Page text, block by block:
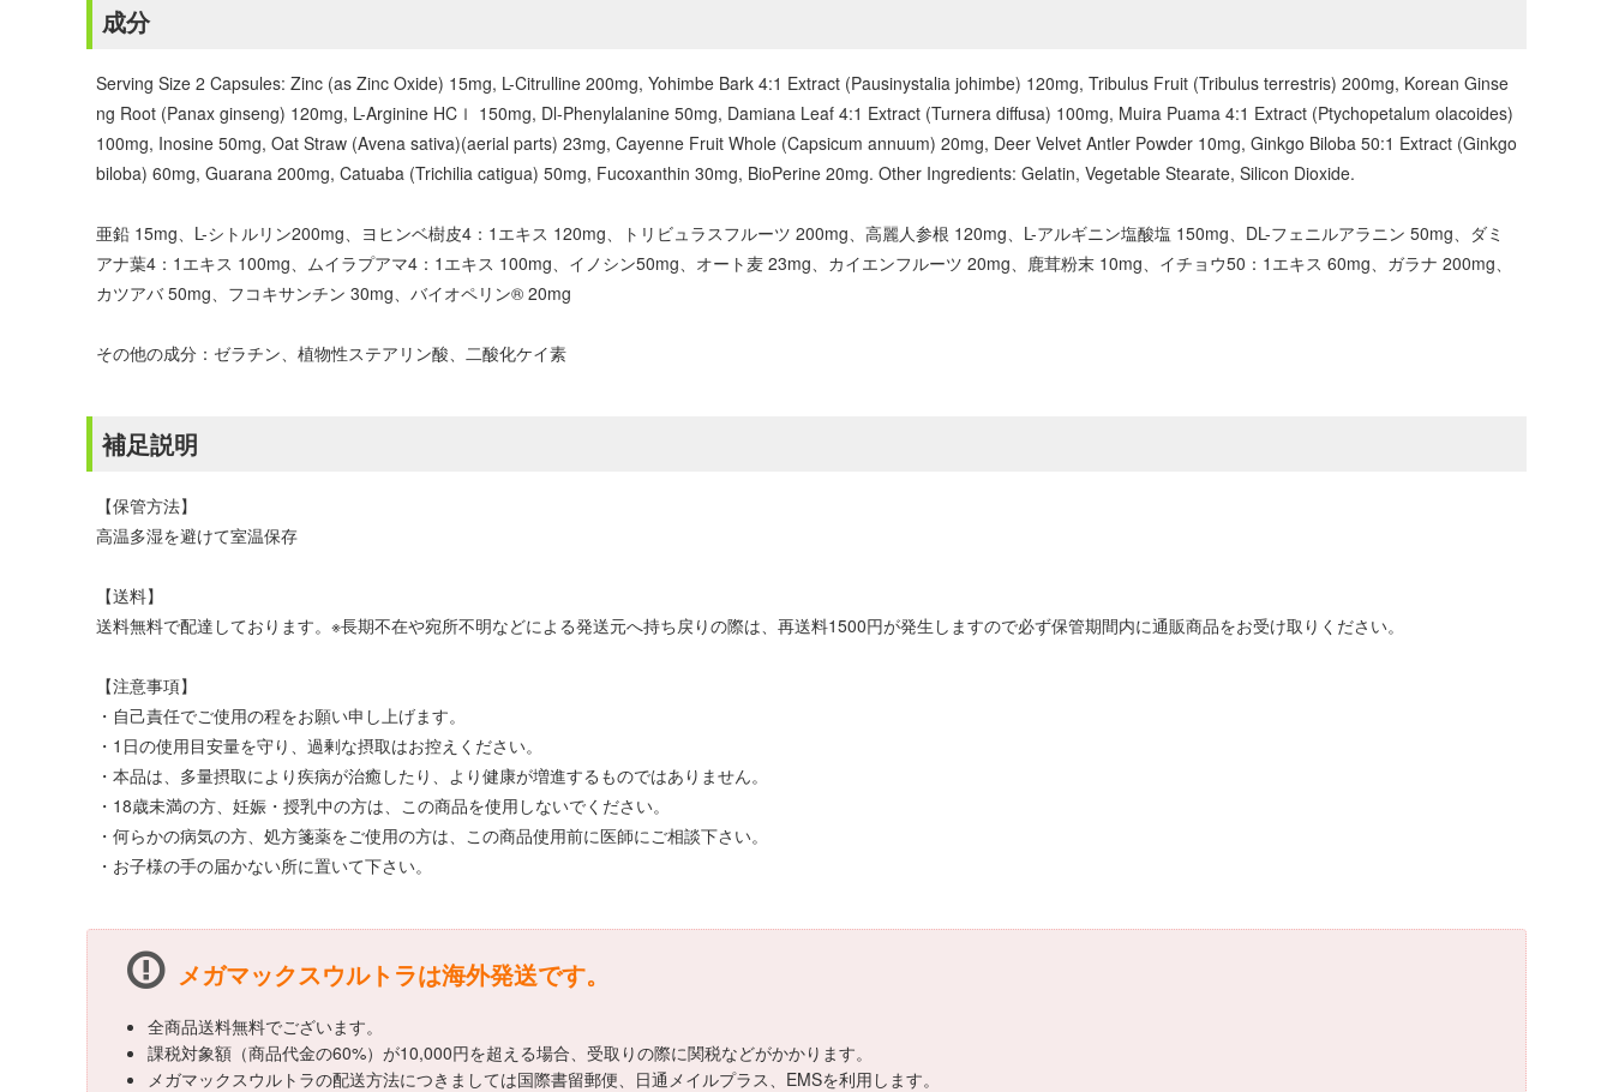
成分
Serving Size 2 Capsules: Zinc (as Zinc Oxide) 15mg, L-Citrulline 200mg, Yohimbe Bark 4:1 Extract (Pausinystalia johimbe) 120mg, Tribulus Fruit (Tribulus terrestris) 200mg, Korean Ginse
ng Root (Panax ginseng) 120mg, L-Arginine HCｌ 150mg, Dl-Phenylalanine 50mg, Damiana Leaf 4:1 Extract (Turnera diffusa) 100mg, Muira Puama 4:1 Extract (Ptychopetalum olacoides)
100mg, Inosine 50mg, Oat Straw (Avena sativa)(aerial parts) 23mg, Cayenne Fruit Whole (Capsicum annuum) 20mg, Deer Velvet Antler Powder 10mg, Ginkgo Biloba 50:1 Extract (Ginkgo
biloba) 60mg, Guarana 200mg, Catuaba (Trichilia catigua) 50mg, Fucoxanthin 30mg, BioPerine 20mg. Other Ingredients: Gelatin, Vegetable Stearate, Silicon Dioxide.
亜鉛 15mg、L-シトルリン200mg、ヨヒンベ樹皮4：1エキス 120mg、トリビュラスフルーツ 200mg、高麗人参根 120mg、L-アルギニン塩酸塩 150mg、DL-フェニルアラニン 50mg、ダミ
アナ葉4：1エキス 100mg、ムイラプアマ4：1エキス 100mg、イノシン50mg、オート麦 23mg、カイエンフルーツ 20mg、鹿茸粉末 10mg、イチョウ50：1エキス 60mg、ガラナ 200mg、
カツアバ 50mg、フコキサンチン 30mg、バイオペリン® 20mg
その他の成分：ゼラチン、植物性ステアリン酸、二酸化ケイ素
補足説明
【保管方法】
高温多湿を避けて室温保存
【送料】
送料無料で配達しております。※長期不在や宛所不明などによる発送元へ持ち戻りの際は、再送料1500円が発生しますので必ず保管期間内に通販商品をお受け取りください。
【注意事項】
・自己責任でご使用の程をお願い申し上げます。
・1日の使用目安量を守り、過剰な摂取はお控えください。
・本品は、多量摂取により疾病が治癒したり、より健康が増進するものではありません。
・18歳未満の方、妊娠・授乳中の方は、この商品を使用しないでください。
・何らかの病気の方、処方箋薬をご使用の方は、この商品使用前に医師にご相談下さい。
・お子様の手の届かない所に置いて下さい。
メガマックスウルトラは海外発送です。
全商品送料無料でございます。
課税対象額（商品代金の60%）が10,000円を超える場合、受取りの際に関税などがかかります。
メガマックスウルトラの配送方法につきましては国際書留郵便、日通メイルプラス、EMSを利用します。